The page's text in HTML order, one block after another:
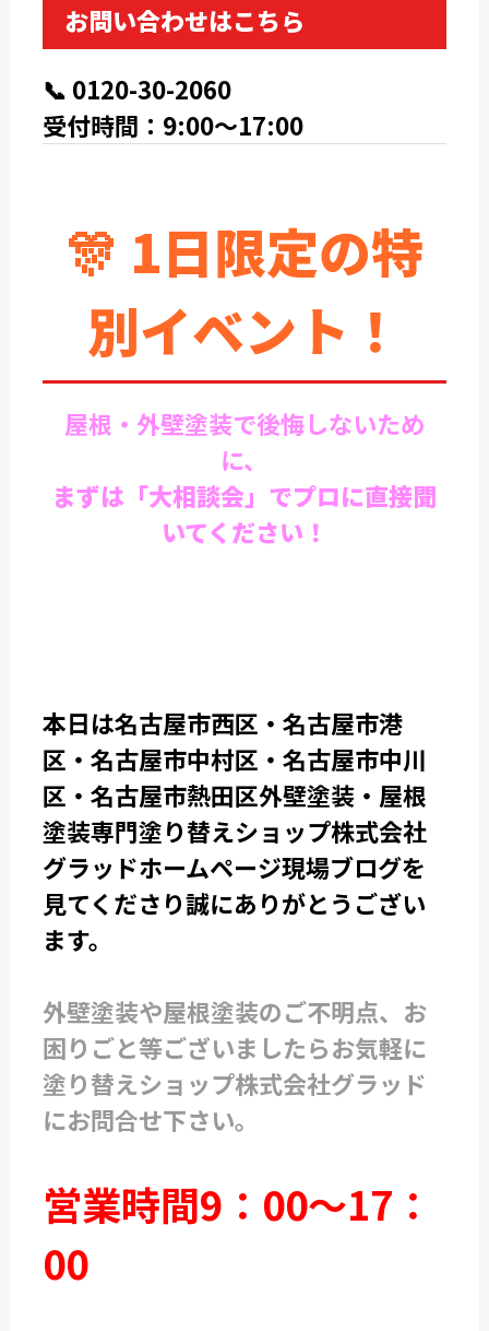
お問い合わせはこちら
📞 0120-30-2060
受付時間：9:00～17:00
🎊 1日限定の特
別イベント！
屋根・外壁塗装で後悔しないため
に、
まずは「大相談会」でプロに直接聞
いてください！
本日は名古屋市西区・名古屋市港
区・名古屋市中村区・名古屋市中川
区・名古屋市熱田区外壁塗装・屋根
塗装専門塗り替えショップ株式会社
グラッドホームページ現場ブログを
見てくださり誠にありがとうござい
ます。
外壁塗装や屋根塗装のご不明点、お
困りごと等ございましたらお気軽に
塗り替えショップ株式会社グラッド
にお問合せ下さい。
営業時間9：00～17：
00